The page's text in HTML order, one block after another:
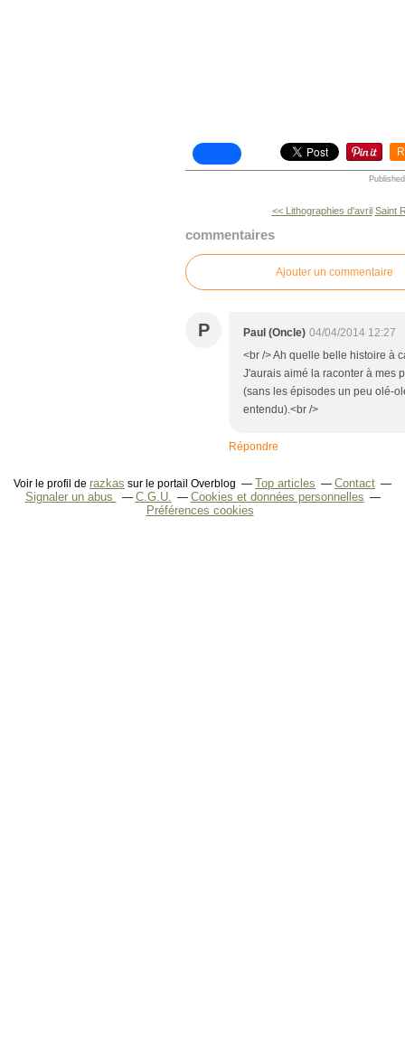
<< Lithographies d'avril Saint
commentaires
Ajouter un commentaire
P Paul (Oncle) 04/04/2014 12:27
<br /> Ah quelle belle histoire à
J'aurais aimé la raconter à mes
(sans les épisodes un peu olé-
entendu).<br />
Répondre
Voir le profil de razkas sur le portail Overblog Top articles
Contact
Signaler un abus
C.G.U.
Cookies et données personnelles
Préférences cookies